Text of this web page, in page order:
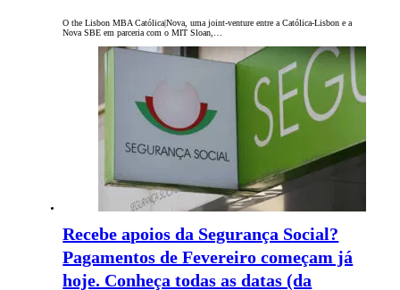
O the Lisbon MBA Católica|Nova, uma joint-venture entre a Católica-Lisbon e a
Nova SBE em parceria com o MIT Sloan,…
Recebe apoios da Segurança Social?
Pagamentos de Fevereiro começam já
hoje. Conheça todas as datas (da